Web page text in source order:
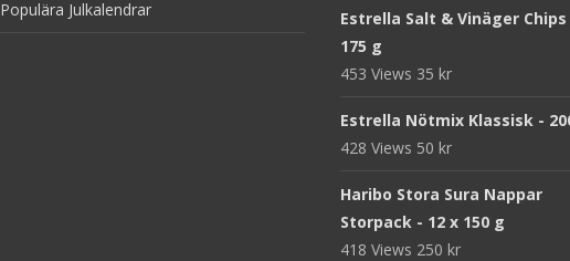
Populära Julkalendrar
Estrella Salt & Vinäger Chips
175 g
453 Views 35 kr
Estrella Nötmix Klassisk -
428 Views 50 kr
Haribo Stora Sura Nappar
Storpack - 12 x 150 g
418 Views 250 kr